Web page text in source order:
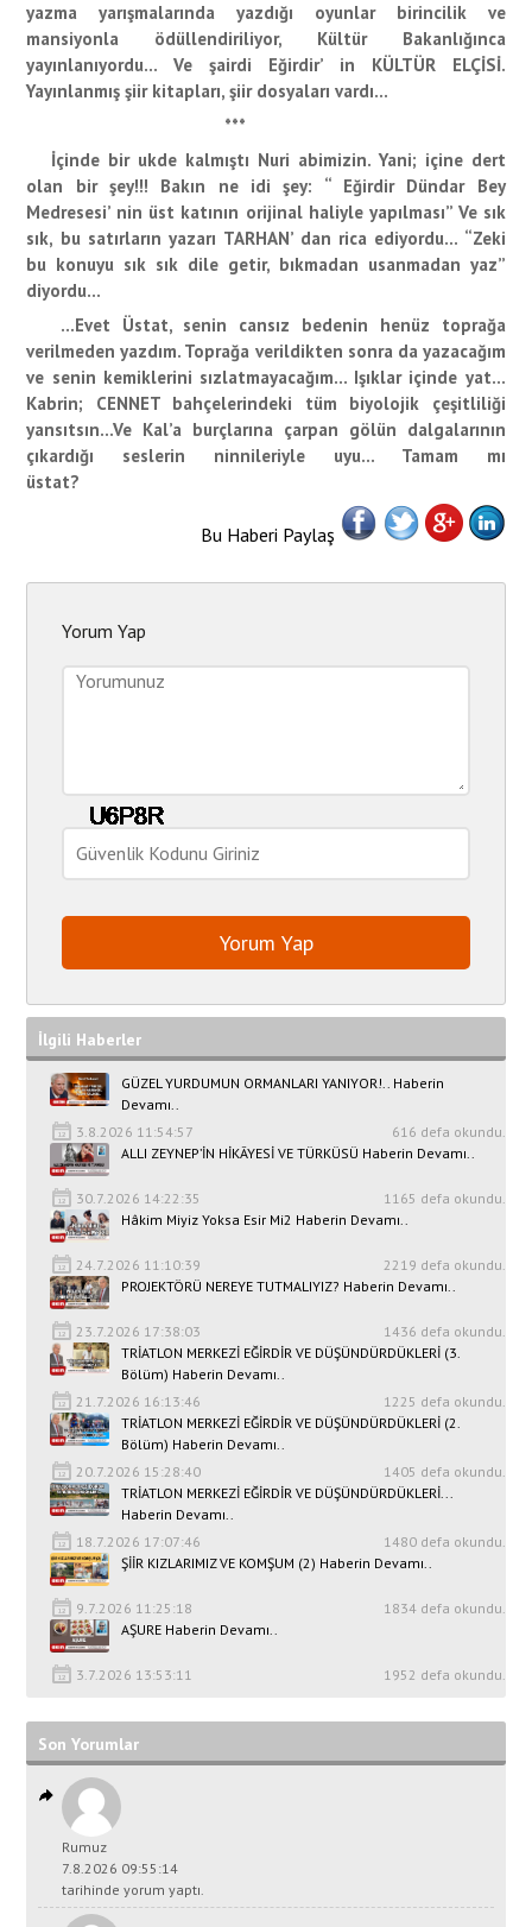
yazma yarışmalarında yazdığı oyunlar birincilik ve
mansiyonla ödüllendiriliyor, Kültür Bakanlığınca
yayınlanıyordu… Ve şairdi Eğirdir’ in KÜLTÜR ELÇİSİ.
Yayınlanmış şiir kitapları, şiir dosyaları vardı…
***
İçinde bir ukde kalmıştı Nuri abimizin. Yani; içine dert
olan bir şey!!! Bakın ne idi şey: “ Eğirdir Dündar Bey
Medresesi’ nin üst katının orijinal haliyle yapılması” Ve sık
sık, bu satırların yazarı TARHAN’ dan rica ediyordu… “Zeki
bu konuyu sık sık dile getir, bıkmadan usanmadan yaz”
diyordu…
…Evet Üstat, senin cansız bedenin henüz toprağa
verilmeden yazdım. Toprağa verildikten sonra da yazacağım
ve senin kemiklerini sızlatmayacağım… Işıklar içinde yat…
Kabrin; CENNET bahçelerindeki tüm biyolojik çeşitliliği
yansıtsın…Ve Kal’a burçlarına çarpan gölün dalgalarının
çıkardığı seslerin ninnileriyle uyu… Tamam mı
üstat?
Bu Haberi Paylaş
Yorum Yap
İlgili Haberler
GÜZEL YURDUMUN ORMANLARI YANIYOR!.. Haberin
Devamı..
3.8.2026 11:54:57
616 defa okundu.
ALLI ZEYNEP’İN HİKÂYESİ VE TÜRKÜSÜ Haberin Devamı..
30.7.2026 14:22:35
1165 defa okundu.
Hâkim Miyiz Yoksa Esir Mi2 Haberin Devamı..
24.7.2026 11:10:39
2219 defa okundu.
PROJEKTÖRÜ NEREYE TUTMALIYIZ? Haberin Devamı..
23.7.2026 17:38:03
1436 defa okundu.
TRİATLON MERKEZİ EĞİRDİR VE DÜŞÜNDÜRDÜKLERİ (3.
Bölüm) Haberin Devamı..
21.7.2026 16:13:46
1225 defa okundu.
TRİATLON MERKEZİ EĞİRDİR VE DÜŞÜNDÜRDÜKLERİ (2.
Bölüm) Haberin Devamı..
20.7.2026 15:28:40
1405 defa okundu.
TRİATLON MERKEZİ EĞİRDİR VE DÜŞÜNDÜRDÜKLERİ...
Haberin Devamı..
18.7.2026 17:07:46
1480 defa okundu.
ŞİİR KIZLARIMIZ VE KOMŞUM (2) Haberin Devamı..
9.7.2026 11:25:18
1834 defa okundu.
AŞURE Haberin Devamı..
3.7.2026 13:53:11 1952 defa okundu.
Son Yorumlar
Rumuz
7.8.2026 09:55:14
tarihinde yorum yaptı.